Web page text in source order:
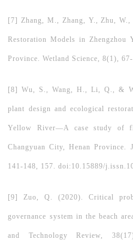
[7] Zhang, M., Zhang, Y., Zhu,
Restoration Models in Zhengzhou
Province. Wetland Science, 8(1),
[8] Wu, S., Wang, H., Li, Q., &
plant design and ecological
Yellow River—A case study of
Changyuan City, Henan Province.
141-148, 157. doi:10.15889/
[9] Zuo, Q. (2020). Critical
governance system in the beach
and Technology Review,